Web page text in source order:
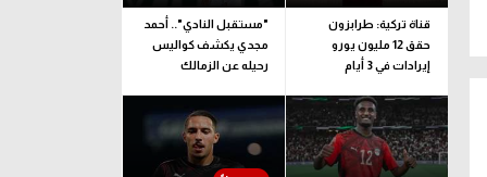
كويز في الجول
فيديو في الجول
قناة تركية: طرابزون
حقق 12 مليون يورو
إيرادات في 3 أيام
"مستقبل النادي".. أحمد
مجدي يكشف كواليس
رحيله عن الزمالك